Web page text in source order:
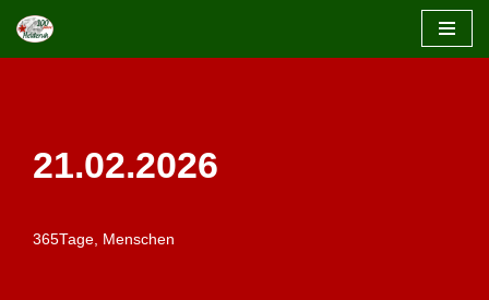
Zum
21.02.2026
365Tage Menschen